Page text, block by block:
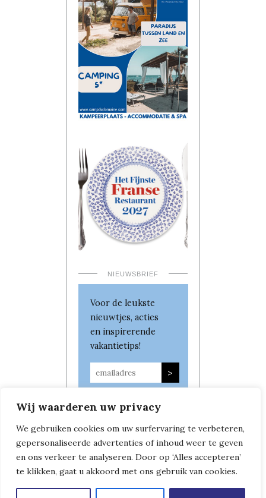
Wij waarderen uw privacy
We gebruiken cookies om uw surfervaring te verbeteren,
gepersonaliseerde advertenties of inhoud weer te geven
en ons verkeer te analyseren. Door op ‘Alles accepteren’
te klikken, gaat u akkoord met ons gebruik van cookies.
NIEUWSBRIEF
Voor de leukste
nieuwtjes, acties
en inspirerende
vakantietips!